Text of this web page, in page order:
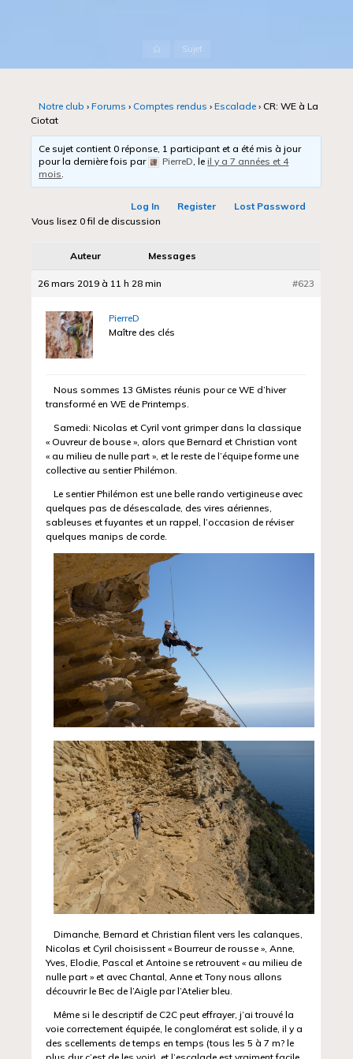
AccueilSujet
Notre club › Forums › Comptes rendus › Escalade › CR: WE à La
Ciotat
Ce sujet contient 0 réponse, 1 participant et a été mis à jour
pour la dernière fois par
PierreD, leil y a 7 années et 4
mois.
Log In Register
Lost Password
Vous lisez 0 fil de discussion
Auteur Messages
26 mars 2019 à 11 h 28 min #623
PierreD
Maître des clés
Nous sommes 13 GMistes réunis pour ce WE d’hiver
transformé en WE de Printemps.
Samedi: Nicolas et Cyril vont grimper dans la classique
« Ouvreur de bouse », alors que Bernard et Christian vont
« au milieu de nulle part », et le reste de l’équipe forme une
collective au sentier Philémon.
Le sentier Philémon est une belle rando vertigineuse avec
quelques pas de désescalade, des vires aériennes,
sableuses et fuyantes et un rappel, l’occasion de réviser
quelques manips de corde.
Dimanche, Bernard et Christian filent vers les calanques,
Nicolas et Cyril choisissent « Bourreur de rousse », Anne,
Yves, Elodie, Pascal et Antoine se retrouvent « au milieu de
nulle part » et avec Chantal, Anne et Tony nous allons
découvrir le Bec de l’Aigle par l’Atelier bleu.
Même si le descriptif de C2C peut effrayer, j’ai trouvé la
voie correctement équipée, le conglomérat est solide, il y a
des scellements de temps en temps (tous les 5 à 7 m? le